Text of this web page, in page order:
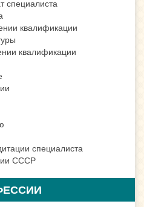
специалиста
квалификации
квалификации
специалиста
СССР